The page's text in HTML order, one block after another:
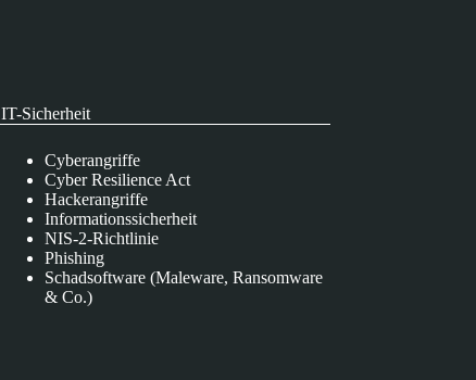
IT-Sicherheit
Cyberangriffe
Cyber Resilience Act
Hackerangriffe
Informationssicherheit
NIS-2-Richtlinie
Phishing
Schadsoftware (Maleware, Ransomware
& Co.)